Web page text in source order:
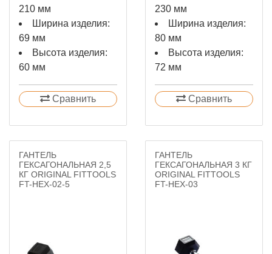
210 мм
Ширина изделия:
69 мм
Высота изделия:
60 мм
Сравнить
230 мм
Ширина изделия:
80 мм
Высота изделия:
72 мм
Сравнить
ГАНТЕЛЬ
ГЕКСАГОНАЛЬНАЯ 2,5
КГ ORIGINAL FITTOOLS
FT-HEX-02-5
ГАНТЕЛЬ
ГЕКСАГОНАЛЬНАЯ 3 КГ
ORIGINAL FITTOOLS
FT-HEX-03